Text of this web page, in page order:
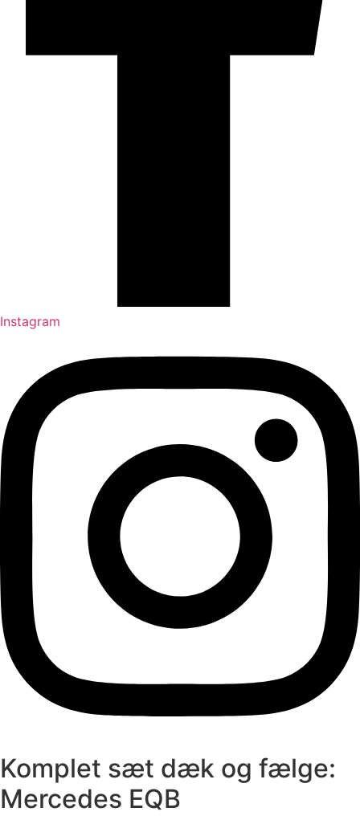
Instagram
Komplet sæt dæk og fælge:
Mercedes EQB